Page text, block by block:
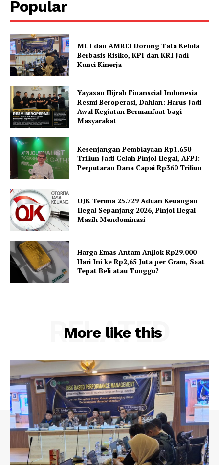
Popular
MUI dan AMREI Dorong Tata Kelola
Berbasis Risiko, KPI dan KRI Jadi
Kunci Kinerja
Yayasan Hijrah Finanscial Indonesia
Resmi Beroperasi, Dahlan: Harus Jadi
Awal Kegiatan Bermanfaat bagi
Masyarakat
Kesenjangan Pembiayaan Rp1.650
Triliun Jadi Celah Pinjol Ilegal, AFPI:
Perputaran Dana Capai Rp360 Triliun
OJK Terima 25.729 Aduan Keuangan
Ilegal Sepanjang 2026, Pinjol Ilegal
Masih Mendominasi
Harga Emas Antam Anjlok Rp29.000
Hari Ini ke Rp2,65 Juta per Gram, Saat
Tepat Beli atau Tunggu?
More like this
RELATED